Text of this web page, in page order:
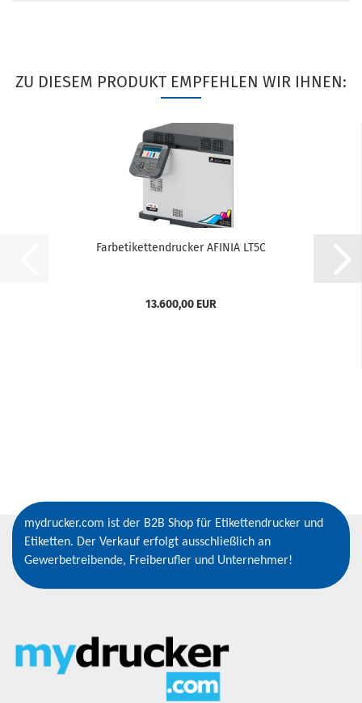
ZU DIESEM PRODUKT EMPFEHLEN WIR IHNEN:
Farbetikettendrucker AFINIA LT5C
13.600,00 EUR
mydrucker.com ist der B2B Shop für Etikettendrucker und
Etiketten. Der Verkauf erfolgt ausschließlich an
Gewerbetreibende, Freiberufler und Unternehmer!